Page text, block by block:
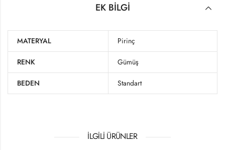
EK BILGI
MATERYAL Pirinç
RENK Gümüş
BEDEN Standart
İLGILI ÜRÜNLER